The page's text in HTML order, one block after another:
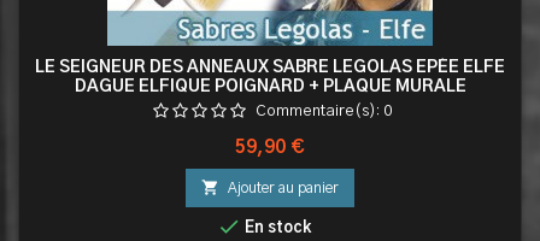
LE SEIGNEUR DES ANNEAUX SABRE LEGOLAS EPÉE ELFE
DAGUE ELFIQUE POIGNARD + PLAQUE MURALE
Commentaire(s): 0
Prix
59,90 €
 Ajouter au panier
 En stock